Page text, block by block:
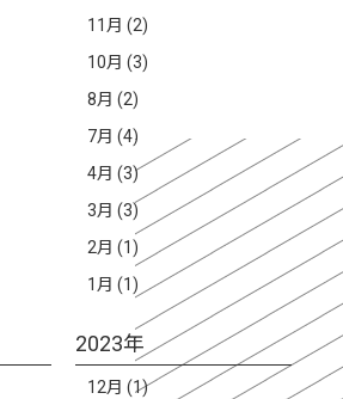
11月 (2)
10月 (3)
8月 (2)
7月 (4)
4月 (3)
3月 (3)
2月 (1)
1月 (1)
2023年
12月 (1)